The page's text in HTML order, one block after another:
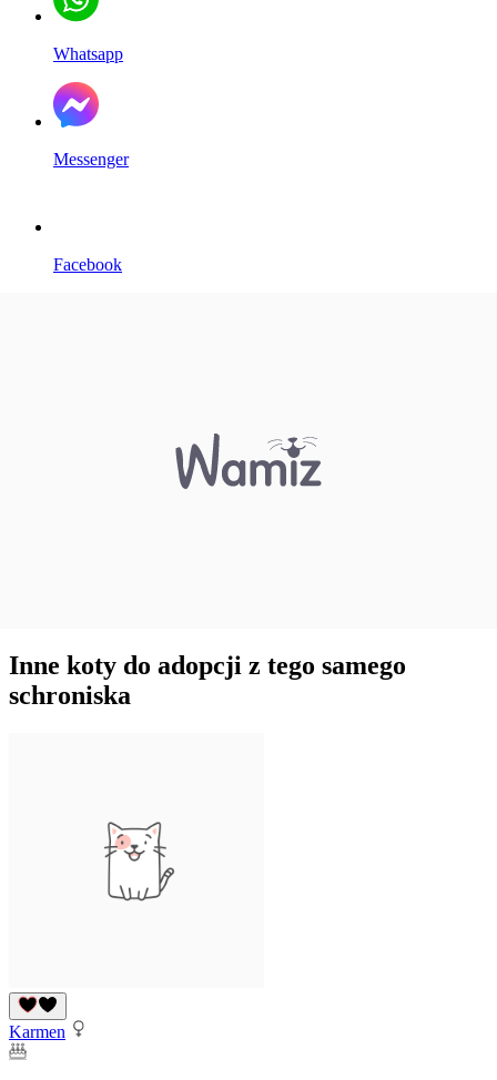
Whatsapp
Messenger
Facebook
Inne koty do adopcji z tego samego
schroniska
Karmen